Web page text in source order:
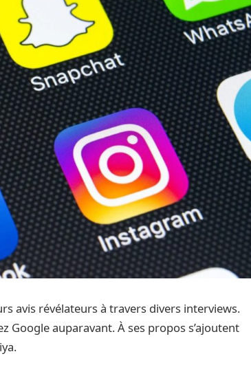
avis révélateurs à travers divers interviews.
Google auparavant. À ses propos s’ajoutent